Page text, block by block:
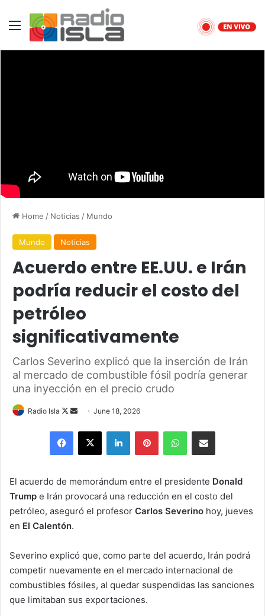
Menu
Home / Noticias / Mundo
Mundo Noticias
Acuerdo entre EE.UU. e Irán
podría reducir el costo del
petróleo
significativamente
Carlos Severino explicó que la inserción de Irán
al mercado de combustible fósil podría generar
una inyección en el precio crudo
Radio Isla
Follow
Send
email
June 18, 2026
Facebook
X LinkedInPinterestWhatsAppShare via Email
El acuerdo de memorándum entre el presidente Donald
Trump e Irán provocará una reducción en el costo del
petróleo, aseguró el profesor Carlos Severino hoy, jueves
en El Calentón.
Severino explicó que, como parte del acuerdo, Irán podrá
competir nuevamente en el mercado internacional de
combustibles fósiles, al quedar suspendidas las sanciones
que limitaban sus exportaciones.